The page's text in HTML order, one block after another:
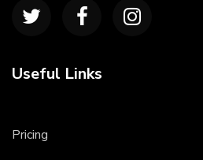
Useful Links
Pricing